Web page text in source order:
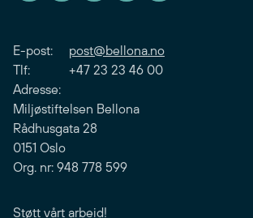
E-post: post@bellona.no
Tlf: +47 23 23 46 00
Adresse:
Miljøstiftelsen Bellona
Rådhusgata 28
0151 Oslo
Org. nr: 948 778 599
Støtt vårt arbeid!